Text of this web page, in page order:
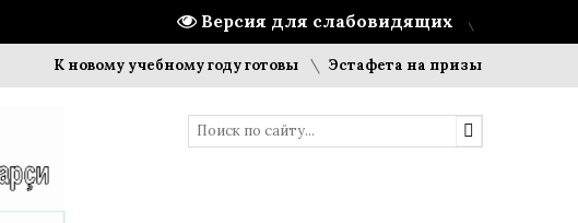
Версия для слабовидящих
К новому учебному году готовы Эстафета на призы газеты